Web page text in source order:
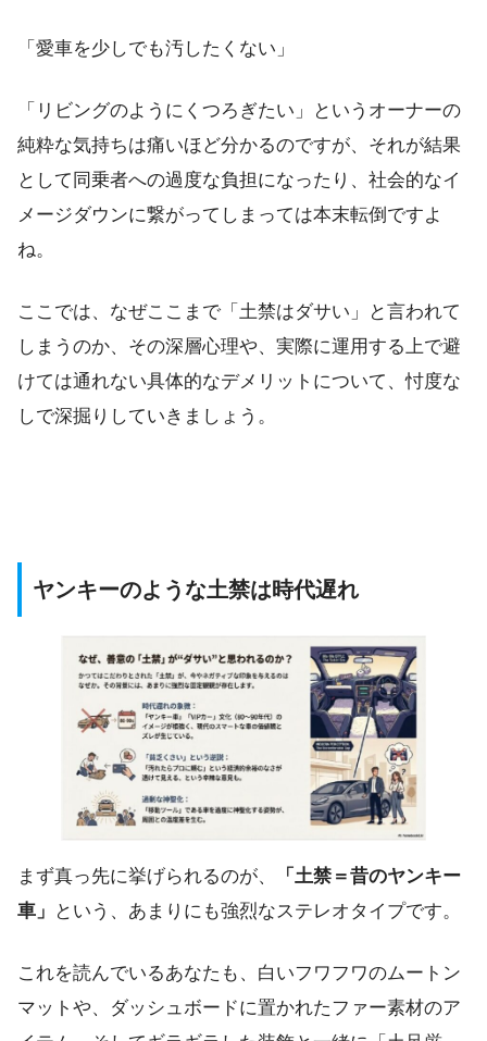
「愛車を少しでも汚したくない」
「リビングのようにくつろぎたい」というオーナーの
純粋な気持ちは痛いほど分かるのですが、それが結果
として同乗者への過度な負担になったり、社会的なイ
メージダウンに繋がってしまっては本末転倒ですよ
ね。
ここでは、なぜここまで「土禁はダサい」と言われて
しまうのか、その深層心理や、実際に運用する上で避
けては通れない具体的なデメリットについて、忖度な
しで深掘りしていきましょう。
ヤンキーのような土禁は時代遅れ
まず真っ先に挙げられるのが、
「土禁＝昔のヤンキー
車」
という、あまりにも強烈なステレオタイプです。
これを読んでいるあなたも、白いフワフワのムートン
マットや、ダッシュボードに置かれたファー素材のア